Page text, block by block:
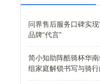
问界售后服务口碑实
品牌“代言”
简小知助阵酷骑杯华
组家庭解锁书写与骑